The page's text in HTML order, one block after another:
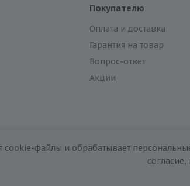
Покупателю
Оплата и доставка
Гарантия на товар
Вопрос-ответ
Акции
cookie-файлы и обрабатывает